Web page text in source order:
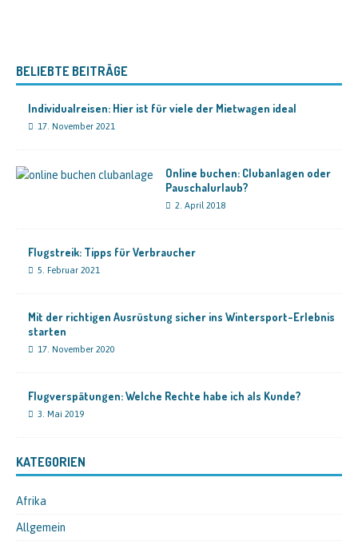
BELIEBTE BEITRÄGE
Individualreisen: Hier ist für viele der Mietwagen ideal
17. November 2021
Online buchen: Clubanlagen oder
Pauschalurlaub?
2. April 2018
Flugstreik: Tipps für Verbraucher
5. Februar 2021
Mit der richtigen Ausrüstung sicher ins Wintersport-Erlebnis
starten
17. November 2020
Flugverspätungen: Welche Rechte habe ich als Kunde?
3. Mai 2019
KATEGORIEN
Afrika
Allgemein